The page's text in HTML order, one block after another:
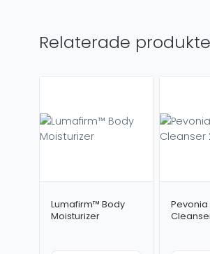
Relaterade
Lumafirm™ Body
Moisturizer